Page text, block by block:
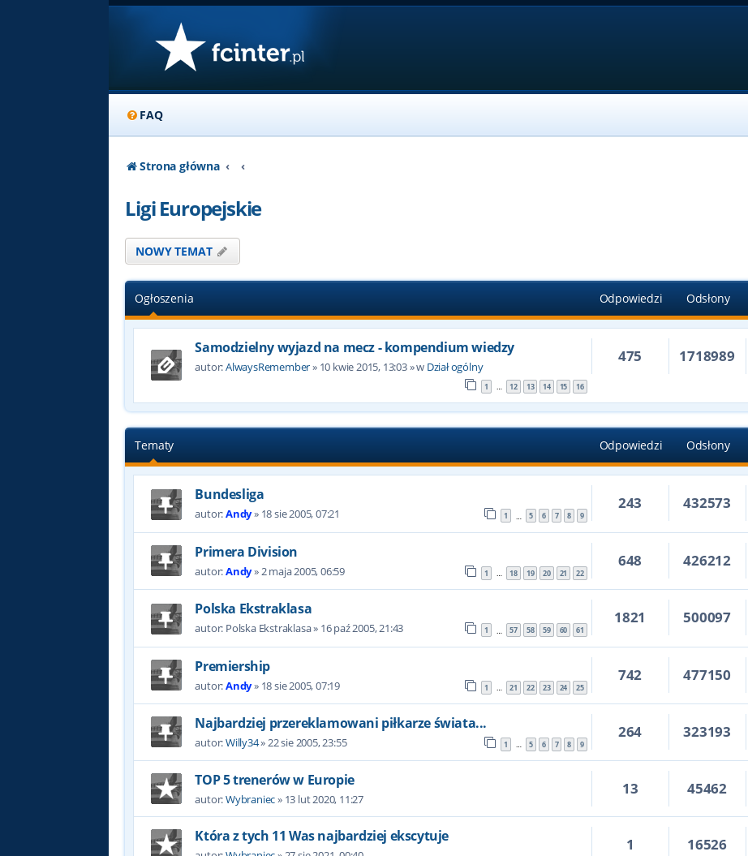
FAQ
Strona główna
Ligi Europejskie
NOWY TEMAT
Ogłoszenia Odpowiedzi Odsłony
Samodzielny wyjazd na mecz - kompendium wiedzy
autor:AlwaysRemember» 10 kwie 2015, 13:03» w Dział ogólny
1 … 12 13 14 15 16
475 1718989
Tematy Odpowiedzi Odsłony
Bundesliga
autor:Andy» 18 sie 2005, 07:21 1 … 5 6 7 8 9
243 432573
Primera Division
autor:Andy»2 maja 2005, 06:59 1 … 18 19 20 21 22
648 426212
Polska Ekstraklasa
autor: Polska Ekstraklasa» 16 paź 2005, 21:43 1 … 57 58 59 60 61
1821 500097
Premiership
autor:Andy» 18 sie 2005, 07:19 1 … 21 22 23 24 25
742 477150
Najbardziej przereklamowani piłkarze świata...
autor:Willy34»22 sie 2005, 23:55 1 … 5 6 7 8 9
264 323193
TOP 5 trenerów w Europie
autor:Wybraniec» 13 lut 2020, 11:27
13 45462
Która z tych 11 Was najbardziej ekscytuje 1 16526